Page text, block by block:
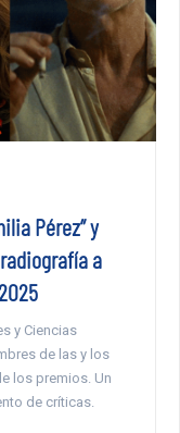
Pérez” y
a
y Ciencias
de las y los
los premios. Un
de críticas.